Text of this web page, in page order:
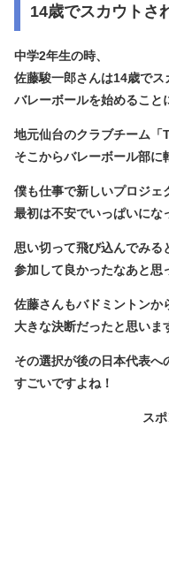
14歳でスカウトさ
中学2年生の時、
佐藤駿一郎さんは14歳でス
バレーボールを始めること
地元仙台のクラブチーム「
そこからバレーボール部に
僕も仕事で新しいプロジェ
最初は不安でいっぱいにな
思い切って飛び込んでみる
参加して良かったなあと思
佐藤さんもバドミントンか
大きな決断だったと思いま
その選択が後の日本代表へ
すごいですよね！
ス